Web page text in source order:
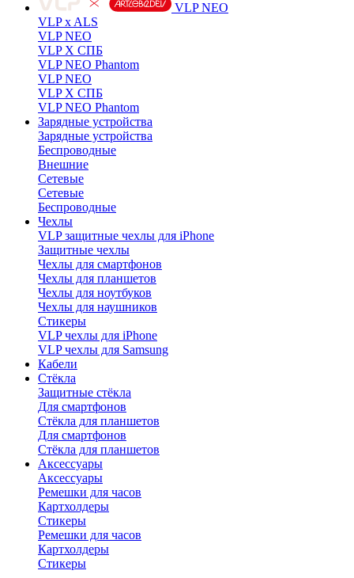
VLP NEO
VLP x ALS
VLP NEO
VLP X СПБ
VLP NEO Phantom
VLP NEO
VLP X СПБ
VLP NEO Phantom
Зарядные устройства
Зарядные устройства
Беспроводные
Внешние
Сетевые
Сетевые
Беспроводные
Чехлы
VLP защитные чехлы для iPhone
Защитные чехлы
Чехлы для смартфонов
Чехлы для планшетов
Чехлы для ноутбуков
Чехлы для наушников
Стикеры
VLP чехлы для iPhone
VLP чехлы для Samsung
Кабели
Стёкла
Защитные стёкла
Для смартфонов
Стёкла для планшетов
Для смартфонов
Стёкла для планшетов
Аксессуары
Аксессуары
Ремешки для часов
Картхолдеры
Стикеры
Ремешки для часов
Картхолдеры
Стикеры